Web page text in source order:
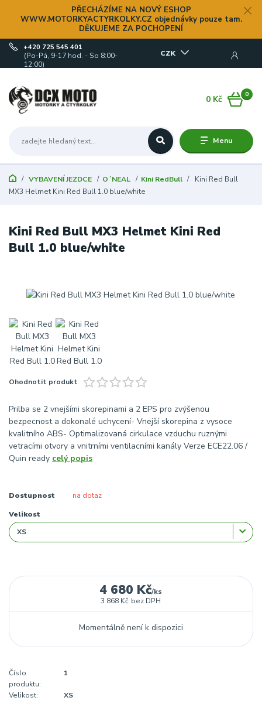
PŘECHÁZÍME NA NOVÝ ESHOP
WWW.MOTORKYACTYRKOLKY.CZ objednávky pouze tam.
DĚKUJEME ZA POCHOPENÍ
Menu
CZK
+420 725 545 401
(Po-Pá, 9-17 hod. - So 8:00-
12:00)
0
0 Kč
VYBAVENÍ JEZDCE O´NEAL Kini RedBull
Kini Red Bull
MX3 Helmet Kini Red Bull 1.0 blue/white
Kini Red Bull MX3 Helmet Kini Red
Bull 1.0 blue/white
Ohodnotit produkt
Prilba se 2 vnejšími skorepinami a 2 EPS pro zvýšenou
bezpecnost a dokonalé uchycení- Vnejší skorepina z vysoce
kvalitního ABS- Optimalizovaná cirkulace vzduchu ruznými
vetracími otvory a vnitrními ventilacními kanály Verze ECE22.06 /
Quin ready celý popis
Dostupnost na dotaz
Velikost
4 680 Kč/ks
3 868 Kč bez DPH
Momentálně není k dispozici
Číslo
produktu:
1
Velikost: XS